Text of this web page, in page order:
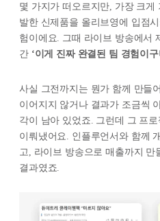
몇 가지가 떠오르지만, 가장 크
발한 신제품을 올리브영에 입점
험이에요. 그때 라이브 방송에서
간 ‘이게 진짜 완결된 팀 경험이구
사실 그전까지는 뭔가 함께 만들
이어지지 않거나 결과가 조금씩
각이 남아 있었죠. 그런데 그 프
이뤄냈어요. 인플루언서와 함께
고, 라이브 방송으로 매출까지
결과였죠.